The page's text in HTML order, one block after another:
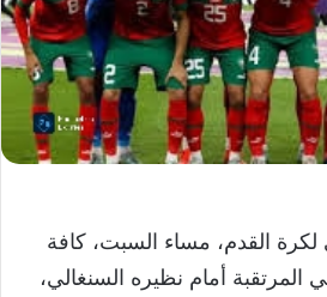
لكرة القدم، مساء السبت، كافة
المرتقبة أمام نظيره السنغالي،